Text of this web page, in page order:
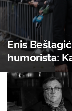
Enis
humorista:
Šemso
dolasku